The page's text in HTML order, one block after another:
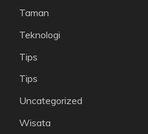
Taman
Teknologi
Tips
Tips
Uncategorized
Wisata